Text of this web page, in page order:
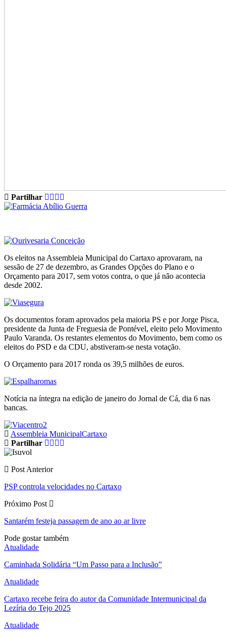
Partilhar
Os eleitos na Assembleia Municipal do Cartaxo aprovaram, na
sessão de 27 de dezembro, as Grandes Opções do Plano e o
Orçamento para 2017, sem votos contra, o que já não acontecia
desde 2002.
Os documentos foram aprovados pela maioria PS e por Jorge Pisca,
presidente da Junta de Freguesia de Pontével, eleito pelo Movimento
Paulo Varanda. Os restantes elementos do Movimento, bem como os
eleitos do PSD e da CDU, abstiveram-se nesta votação.
O Orçamento para 2017 ronda os 39,5 milhões de euros.
Notícia na íntegra na edição de janeiro do Jornal de Cá, dia 6 nas
bancas.
Assembleia MunicipalCartaxo
Partilhar
Post Anterior
PSP controla velocidades no Cartaxo
Próximo Post
Santarém festeja passagem de ano ao ar livre
Pode gostar também
Atualidade
Caminhada Solidária “Um Passo para a Inclusão”
Atualidade
Cartaxo recebe feira do autor da Comunidade Intermunicipal da
Lezíria do Tejo 2025
Atualidade